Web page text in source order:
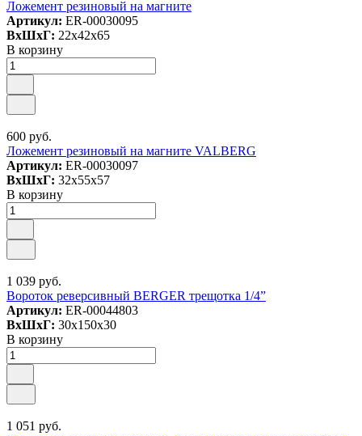
Ложемент резиновый на магните
Артикул: ER-00030095
ВxШxГ: 22x42x65
В корзину
600 руб.
Ложемент резиновый на магните VALBERG
Артикул: ER-00030097
ВxШxГ: 32x55x57
В корзину
1 039 руб.
Вороток реверсивный BERGER трещотка 1/4”
Артикул: ER-00044803
ВxШxГ: 30x150x30
В корзину
1 051 руб.